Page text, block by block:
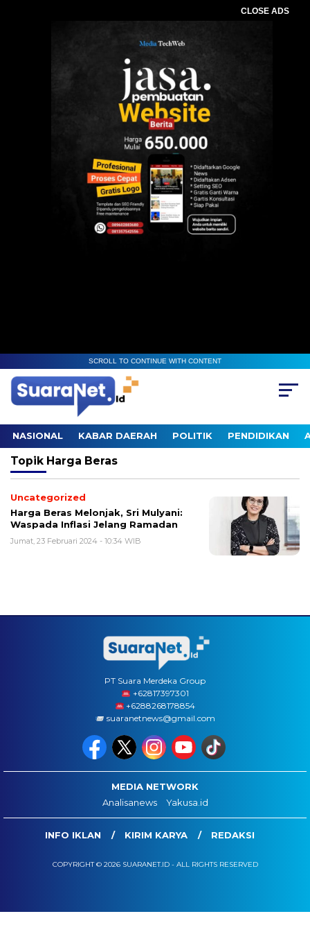
CLOSE ADS
SCROLL TO CONTINUE WITH CONTENT
NASIONAL KABAR DAERAH POLITIK PENDIDIKAN
Topik Harga Beras
Uncategorized
Harga Beras Melonjak, Sri Mulyani:
Waspada Inflasi Jelang Ramadan
Jumat, 23 Februari 2024 - 10:34 WIB
PT Suara Merdeka Group
‪+62817397301
+6288268178854
suaranetnews@gmail.com
MEDIA NETWORK
Analisanews
Yakusa.id
INFO IKLAN KIRIM KARYA REDAKSI
COPYRIGHT © 2026 SUARANET.ID - ALL RIGHTS RESERVED